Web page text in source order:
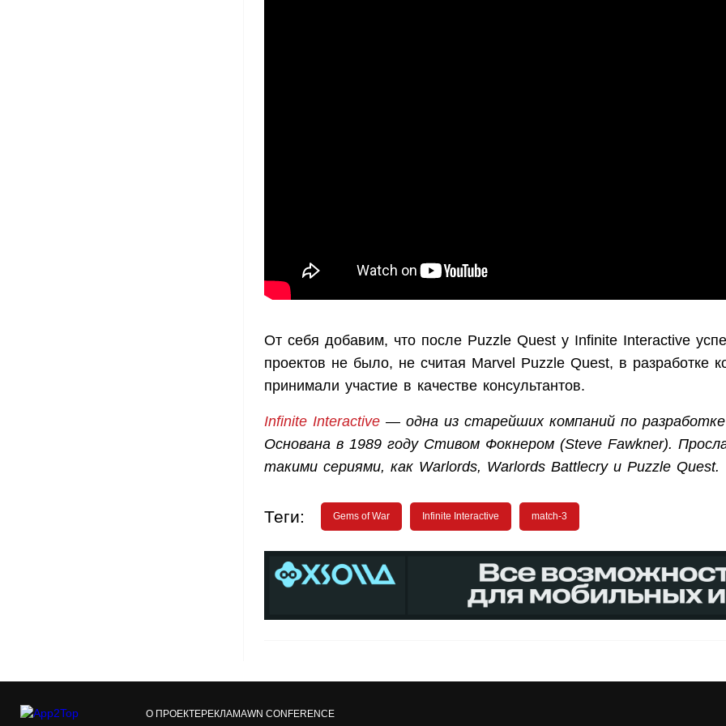
От себя добавим, что после Puzzle Quest у Infinite Interactive
проектов не было, не считая Marvel Puzzle Quest, в разработке
принимали участие в качестве консультантов.
Infinite Interactive — одна из старейших компаний по разработке
Основана в 1989 году Стивом Фокнером (Steve Fawkner).
такими сериями, как Warlords, Warlords Battlecry и Puzzle Quest.
Теги: Gems of War Infinite Interactive match-3
О ПРОЕКТЕРЕКЛАМАWN CONFERENCE